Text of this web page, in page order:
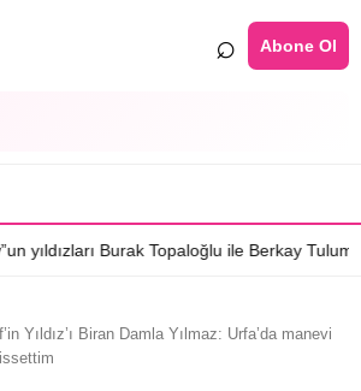
⌕ Abone Ol
ile Berkay Tulumbacı “Ecünni” filminde
Yıldız’ı Biran Damla Yılmaz: Urfa’da manevi